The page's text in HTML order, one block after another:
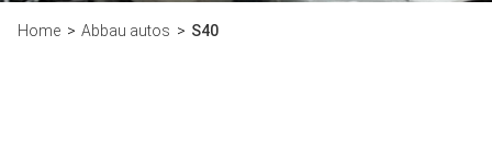
Home Abbau autos S40